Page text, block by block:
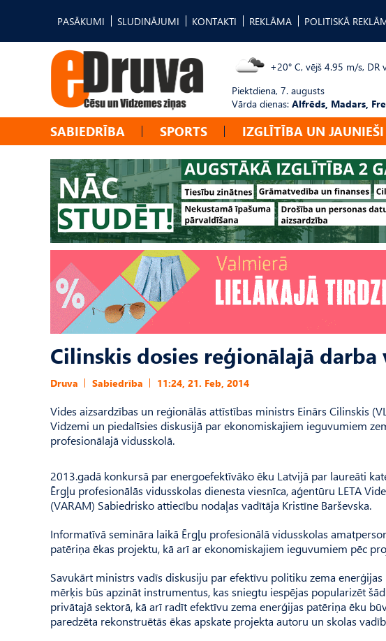
PASĀKUMI SLUDINĀJUMI KONTAKTI REKLĀMA POLITISKĀ
+20° C, vējš 4.95 m/s, DR
Piektdiena, 7. augusts
Vārda dienas: Alfrēds, Madars,
SABIEDRĪBA SPORTS IZGLĪTĪBA UN JAUNIEŠI
Cilinskis dosies reģionālajā
Druva Sabiedrība 11:24, 21. Feb, 2014
Vides aizsardzības un reģionālās attīstības ministrs Einārs Cilinskis
Vidzemi un piedalīsies diskusijā par ekonomiskajiem ieguvumiem
profesionālajā vidusskolā.
2013.gadā konkursā par energoefektīvāko ēku Latvijā par laureāti
Ērgļu profesionālās vidusskolas dienesta viesnīca, aģentūru LETA
(VARAM) Sabiedrisko attiecību nodaļas vadītāja Kristīne Barševska.
Informatīvā semināra laikā Ērgļu profesionālā vidusskolas
patēriņa ēkas projektu, kā arī ar ekonomiskajiem ieguvumiem pēc
Savukārt ministrs vadīs diskusiju par efektīvu politiku zema
mērķis būs apzināt instrumentus, kas sniegtu iespējas popularizēt
privātajā sektorā, kā arī radīt efektīvu zema enerģijas patēriņa ēku
paredzēta rekonstruētās ēkas apskate projekta autoru un skolas